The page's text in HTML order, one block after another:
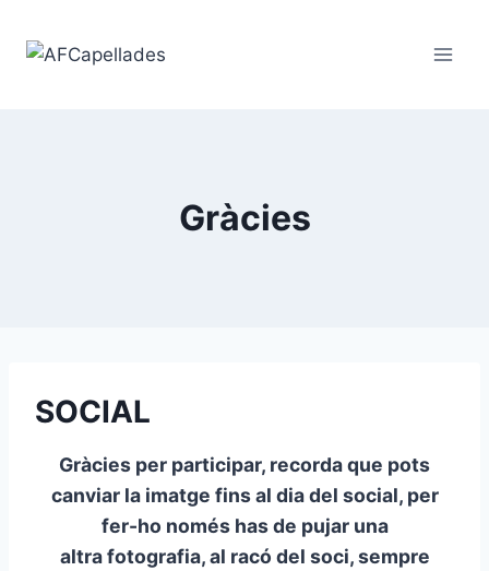
Gràcies
SOCIAL
Gràcies per participar, recorda que pots
canviar la imatge fins al dia del social, per
fer-ho només has de pujar una
altra fotografia, al racó del soci, sempre